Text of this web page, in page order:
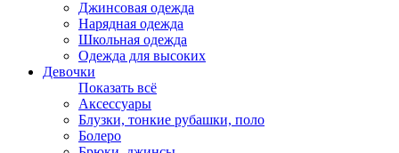
Джинсовая одежда
Нарядная одежда
Школьная одежда
Одежда для высоких
Девочки
Показать всё
Аксессуары
Блузки, тонкие рубашки, поло
Болеро